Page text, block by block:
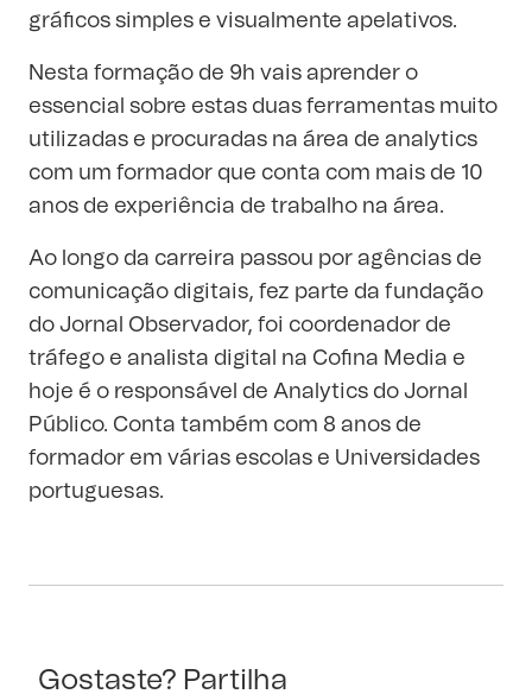
gráficos simples e visualmente apelativos.
Nesta formação de 9h vais aprender o
essencial sobre estas duas ferramentas muito
utilizadas e procuradas na área de analytics
com um formador que conta com mais de 10
anos de experiência de trabalho na área.
Ao longo da carreira passou por agências de
comunicação digitais, fez parte da fundação
do Jornal Observador, foi coordenador de
tráfego e analista digital na Cofina Media e
hoje é o responsável de Analytics do Jornal
Público. Conta também com 8 anos de
formador em várias escolas e Universidades
portuguesas.
Gostaste? Partilha